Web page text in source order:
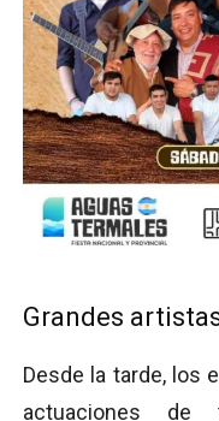
Grandes
Desde la tarde, los
actuaciones de